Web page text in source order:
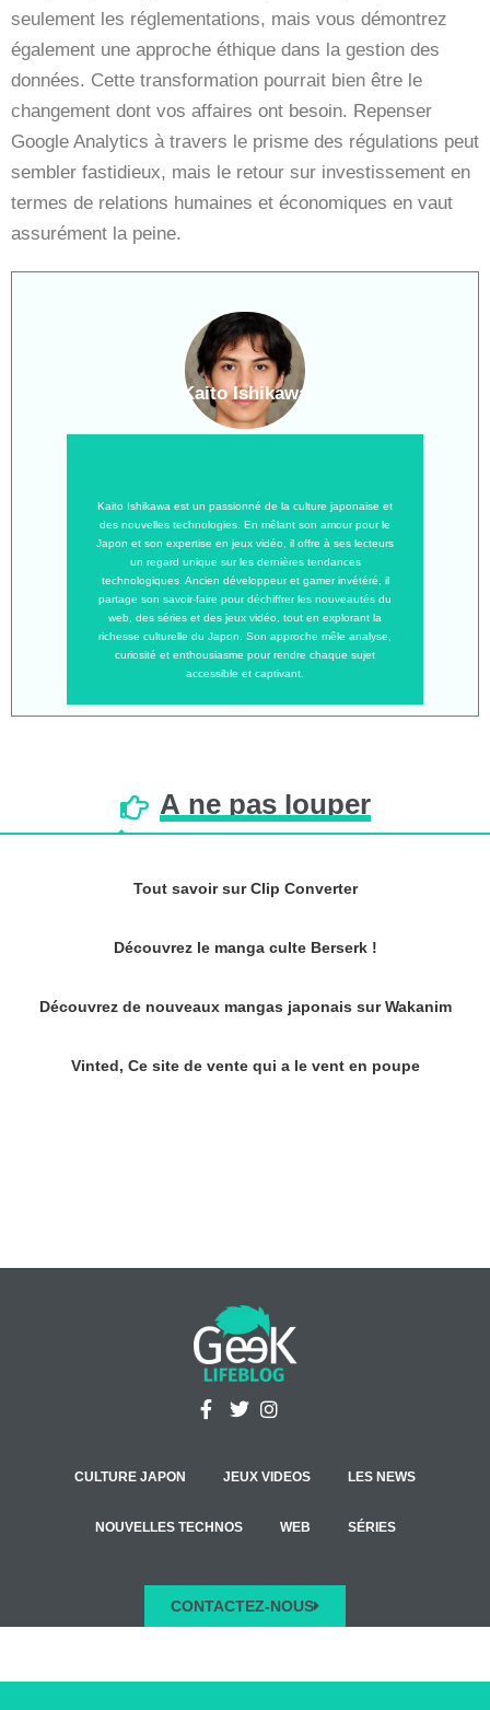
seulement les réglementations, mais vous démontrez
également une approche éthique dans la gestion des
données. Cette transformation pourrait bien être le
changement dont vos affaires ont besoin. Repenser
Google Analytics à travers le prisme des régulations peut
sembler fastidieux, mais le retour sur investissement en
termes de relations humaines et économiques en vaut
assurément la peine.
Kaito Ishikawa est un passionné de la culture japonaise et
des nouvelles technologies. En mêlant son amour pour le
Japon et son expertise en jeux vidéo, il offre à ses lecteurs
un regard unique sur les dernières tendances
technologiques. Ancien développeur et gamer invétéré, il
partage son savoir-faire pour déchiffrer les nouveautés du
web, des séries et des jeux vidéo, tout en explorant la
richesse culturelle du Japon. Son approche mêle analyse,
curiosité et enthousiasme pour rendre chaque sujet
accessible et captivant.
Kaito Ishikawa
À ne pas louper
Tout savoir sur Clip Converter
Découvrez le manga culte Berserk !
Découvrez de nouveaux mangas japonais sur Wakanim
Vinted, Ce site de vente qui a le vent en poupe
CULTURE JAPON JEUX VIDEOS LES NEWS
NOUVELLES TECHNOS WEB SÉRIES
CONTACTEZ-NOUS